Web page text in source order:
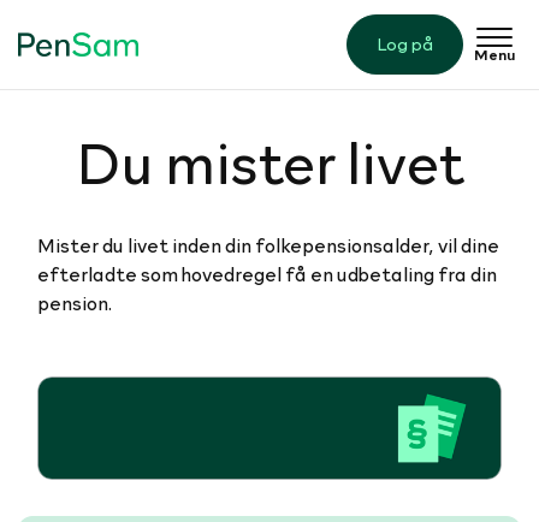
Log på Menu
Du mister livet
Mister du livet inden din folkepensionsalder, vil dine
efterladte som hovedregel få en udbetaling fra din
pension.